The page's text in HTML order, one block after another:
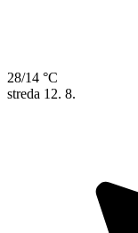
28/14 °C
streda 12. 8.